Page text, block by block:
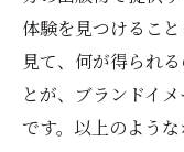
体験を見つけるこ
見て、何が得られ
とが、ブランドイ
です。以上のよう